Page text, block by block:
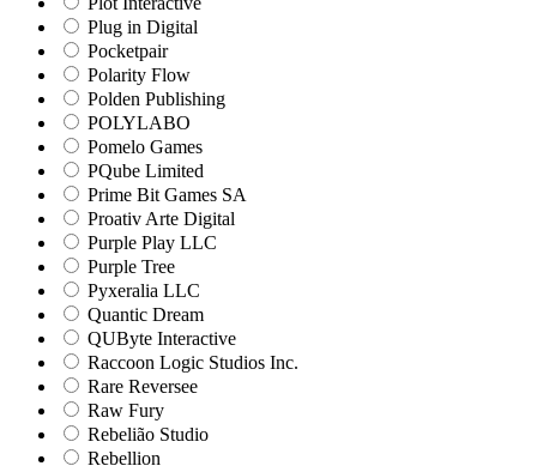
Plug in Digital
Pocketpair
Polarity Flow
Polden Publishing
POLYLABO
Pomelo Games
PQube Limited
Prime Bit Games SA
Proativ Arte Digital
Purple Play LLC
Purple Tree
Pyxeralia LLC
Quantic Dream
QUByte Interactive
Raccoon Logic Studios Inc.
Rare Reversee
Raw Fury
Rebelião Studio
Rebellion